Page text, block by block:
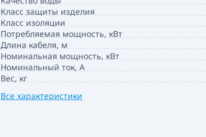
Класс защиты изделия
Класс изоляции
Потребляемая мощность, кВт
Длина кабеля, м
Номинальная мощность, кВт
Номинальный ток, А
Вес, кг
Все характеристики